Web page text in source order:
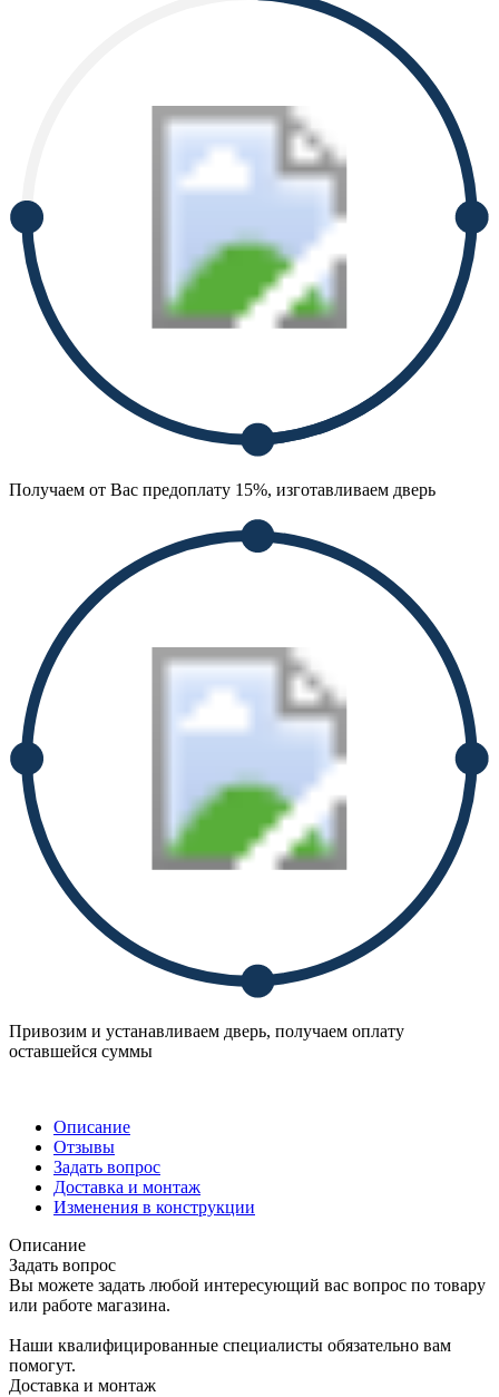
Получаем от Вас предоплату 15%, изготавливаем дверь
Привозим и устанавливаем дверь, получаем оплату
оставшейся суммы
Описание
Отзывы
Задать вопрос
Доставка и монтаж
Изменения в конструкции
Описание
Задать вопрос
Вы можете задать любой интересующий вас вопрос по товару
или работе магазина.
Наши квалифицированные специалисты обязательно вам
помогут.
Доставка и монтаж